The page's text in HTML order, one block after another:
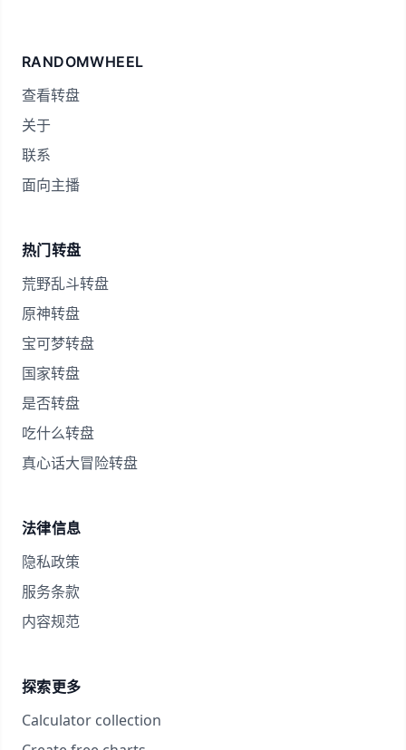
RANDOMWHEEL
查看转盘
关于
联系
面向主播
热门转盘
荒野乱斗转盘
原神转盘
宝可梦转盘
国家转盘
是否转盘
吃什么转盘
真心话大冒险转盘
法律信息
隐私政策
服务条款
内容规范
探索更多
Calculator collection